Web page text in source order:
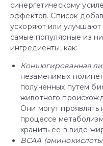
синергетическому
эффектов. Список
ускоряют или
самые популярные из
ингредиенты, как:
Конъюгированная
незаменимых
полученных путем
животного
Они могут проявлять
процессе
хранить её в виде
BCAA